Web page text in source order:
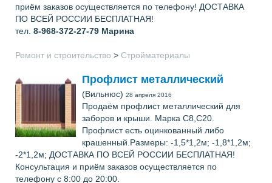
приём заказов осуществляется по телефону! ДОСТАВКА
ПО ВСЕЙ РОССИИ БЕСПЛАТНАЯ!
тел. 8-968-372-27-79 Марина
Ремонт и строительство > Стройматериалы
Профлист металлический
(Вильнюс) 28 апреля 2016
Продаём профлист металлический для
заборов и крыши. Марка С8,С20.
Профлист есть оцинкованный либо
крашенный.Размеры: -1,5*1,2м; -1,8*1,2м;
-2*1,2м; ДОСТАВКА ПО ВСЕЙ РОССИИ БЕСПЛАТНАЯ!
Консультация и приём заказов осуществляется по
телефону с 8:00 до 20:00.